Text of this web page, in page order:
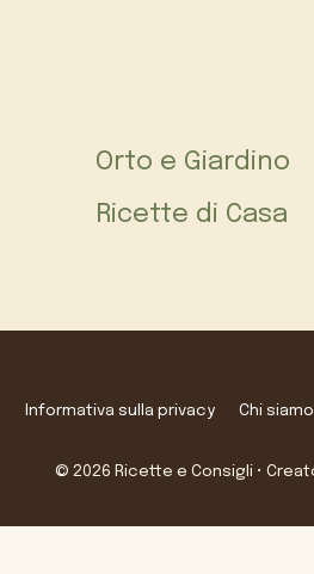
Orto e Giardino
Ricette di Casa
Informativa sulla privacy Chi siamo
© 2026 Ricette e Consigli •